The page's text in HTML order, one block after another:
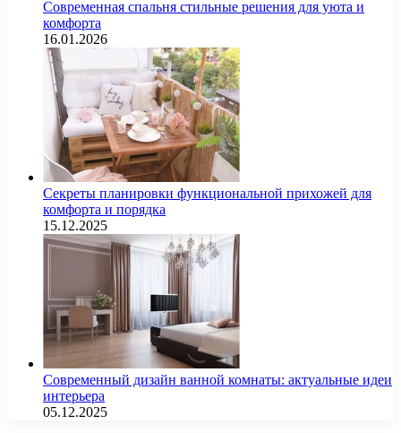
Современная спальня стильные решения для уюта и
комфорта
16.01.2026
Секреты планировки функциональной прихожей для
комфорта и порядка
15.12.2025
Современный дизайн ванной комнаты: актуальные идеи
интерьера
05.12.2025